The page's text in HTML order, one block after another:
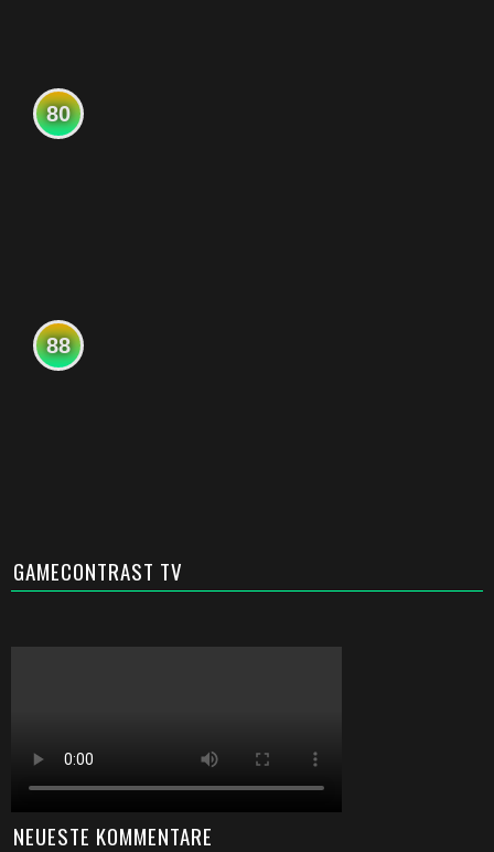
80
88
GAMECONTRAST TV
NEUESTE KOMMENTARE